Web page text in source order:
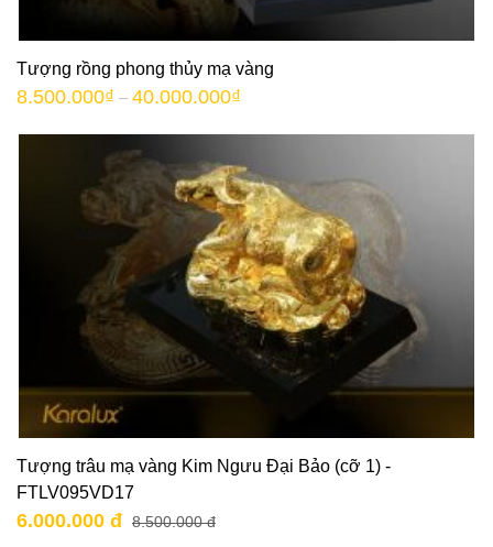
Tượng rồng phong thủy mạ vàng
8.500.000₫ – 40.000.000₫
Tượng trâu mạ vàng Kim Ngưu Đại Bảo (cỡ 1) -
FTLV095VD17
6.000.000 đ 8.500.000 đ